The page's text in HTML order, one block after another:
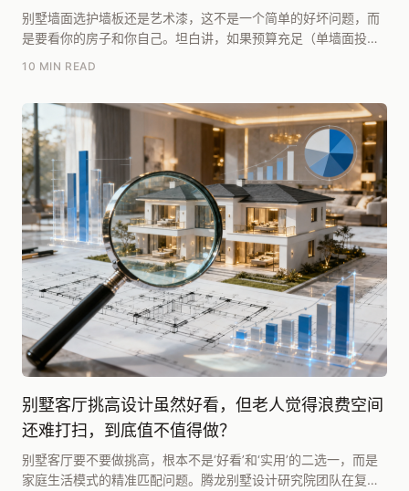
别墅墙面选护墙板还是艺术漆，这不是一个简单的好坏问题，而
是要看你的房子和你自己。坦白讲，如果预算充足（单墙面投入
10 MIN READ
别墅客厅挑高设计虽然好看，但老人觉得浪费空间
还难打扫，到底值不值得做？
别墅客厅要不要做挑高，根本不是‘好看’和‘实用’的二选一，而是
家庭生活模式的精准匹配问题。腾龙别墅设计研究院团队在复盘